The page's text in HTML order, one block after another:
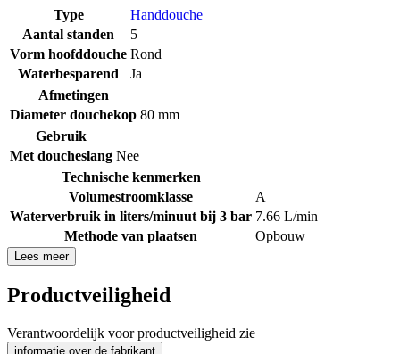
Type
Handdouche
Aantal standen
5
Vorm hoofddouche Rond
Waterbesparend
Ja
Afmetingen
Diameter douchekop 80 mm
Gebruik
Met doucheslang Nee
Technische kenmerken
Volumestroomklasse
A
Waterverbruik in liters/minuut bij 3 bar 7.66 L/min
Methode van plaatsen
Opbouw
Lees meer
Productveiligheid
Verantwoordelijk voor productveiligheid zie
informatie over de fabrikant